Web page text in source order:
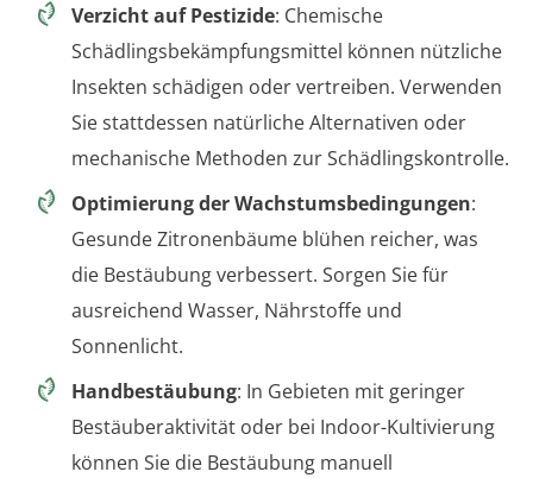
Verzicht auf Pestizide: Chemische
Schädlingsbekämpfungsmittel können nützliche
Insekten schädigen oder vertreiben. Verwenden
Sie stattdessen natürliche Alternativen oder
mechanische Methoden zur Schädlingskontrolle.
Optimierung der Wachstumsbedingungen:
Gesunde Zitronenbäume blühen reicher, was
die Bestäubung verbessert. Sorgen Sie für
ausreichend Wasser, Nährstoffe und
Sonnenlicht.
Handbestäubung: In Gebieten mit geringer
Bestäuberaktivität oder bei Indoor-Kultivierung
können Sie die Bestäubung manuell